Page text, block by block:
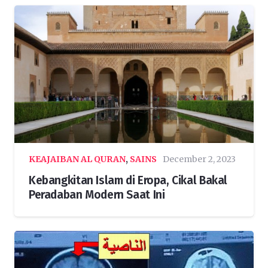
KEAJAIBAN AL QURAN, SAINS December 2, 2023
Kebangkitan Islam di Eropa, Cikal Bakal
Peradaban Modern Saat Ini